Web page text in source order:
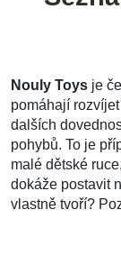
Nouly Toys je
pomáhají
dalších
pohybů. To je
malé dětské
dokáže postavit
vlastně tvoří?